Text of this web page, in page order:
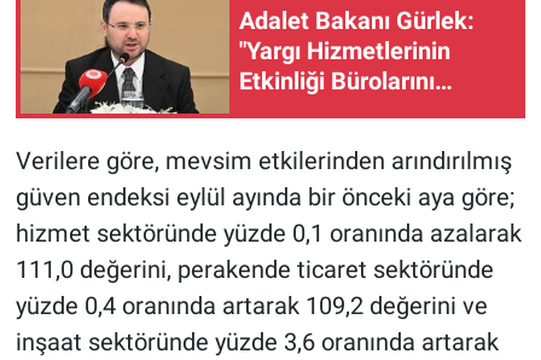
Adalet Bakanı Gürlek:
"Yargı Hizmetlerinin
Etkinliği Bürolarını
Verilere göre, mevsim etkilerinden arındırılmış
güven endeksi eylül ayında bir önceki aya göre;
hizmet sektöründe yüzde 0,1 oranında azalarak
111,0 değerini, perakende ticaret sektöründe
yüzde 0,4 oranında artarak 109,2 değerini ve
inşaat sektöründe yüzde 3,6 oranında artarak
Haber
İlan
Koronavirüs
Kültür Sanat
Ne demişti